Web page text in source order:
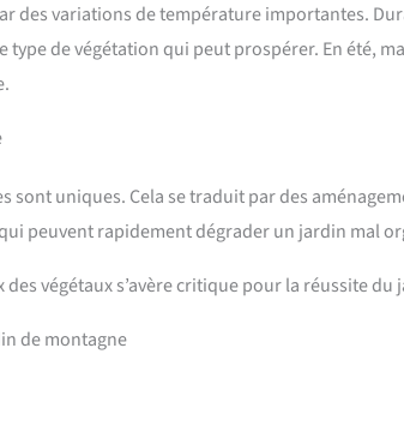
des variations de température importantes.
type de végétation qui peut prospérer. En été,
sont uniques. Cela se traduit par des
peuvent rapidement dégrader un jardin mal
des végétaux s’avère critique pour la réussite
de montagne